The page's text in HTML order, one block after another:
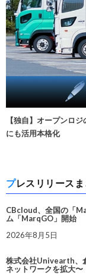
【独自】オープンロ
にも活用本格化
プレスリリース
CBcloud、全国の「
ム「MarqGO」開始
2026年8月5日
株式会社Univearth、
ネットワークを拡大〜